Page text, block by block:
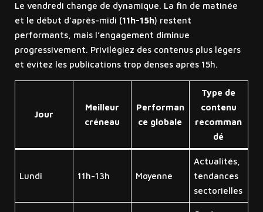
Le vendredi change de dynamique. La fin de matinée
et le début d’après-midi (11h-15h) restent
performants, mais l’engagement diminue
progressivement. Privilégiez des contenus plus légers
et évitez les publications trop denses après 15h.
Jour
Meilleur
créneau
Performan
ce globale
Type de
contenu
recomman
dé
Lundi 11h-13h Moyenne
Actualités,
tendances
sectorielles